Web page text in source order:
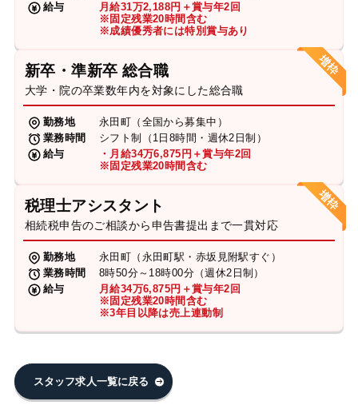
給与
月給31万2,188円＋賞与年2回
※固定残業20時間含む
※成績優秀者には特別賞与あり
新卒・準新卒 総合職
大学・院の卒業数年内を対象にした総合職
勤務地
永田町（全国から募集中）
業務時間
シフト制（1日8時間・週休2日制）
給与
・月給34万6,875円＋賞与年2回
※固定残業20時間含む
税理士アシスタント
相続税申告のご相談から申告書提出まで一貫対応
勤務地
永田町（永田町駅・赤坂見附駅すぐ）
業務時間
8時50分～18時00分（週休2日制）
給与
月給34万6,875円＋賞与年2回
※固定残業20時間含む
※3年目以降は売上連動制
スタッフ求人一覧に戻る